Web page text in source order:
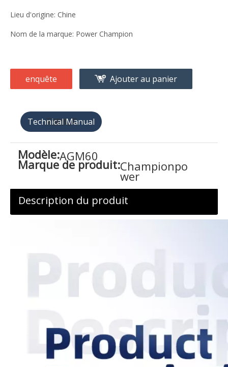
Lieu d'origine: Chine
Nom de la marque: Power Champion
enquête Ajouter au panier
天猫购买
Modèle:AGM60
Marque de produit:Championpo
wer
Description du produit